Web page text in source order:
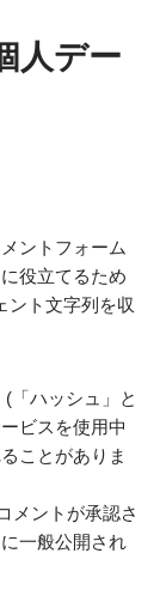
人デー
ントフォーム
役立てるため
ント文字列を収
「ハッシュ」と
ビスを使用中
ことがありま
メントが承認さ
一般公開され